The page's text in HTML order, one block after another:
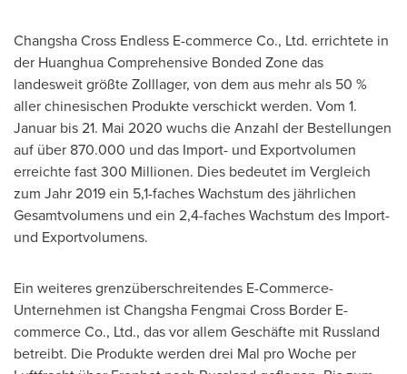
Changsha Cross Endless E-commerce Co., Ltd. errichtete in
der Huanghua Comprehensive Bonded Zone das
landesweit größte Zolllager, von dem aus mehr als 50 %
aller chinesischen Produkte verschickt werden. Vom 1.
Januar bis 21. Mai 2020 wuchs die Anzahl der Bestellungen
auf über 870.000 und das Import- und Exportvolumen
erreichte fast 300 Millionen. Dies bedeutet im Vergleich
zum Jahr 2019 ein 5,1-faches Wachstum des jährlichen
Gesamtvolumens und ein 2,4-faches Wachstum des Import-
und Exportvolumens.
Ein weiteres grenzüberschreitendes E-Commerce-
Unternehmen ist Changsha Fengmai Cross Border E-
commerce Co., Ltd., das vor allem Geschäfte mit Russland
betreibt. Die Produkte werden drei Mal pro Woche per